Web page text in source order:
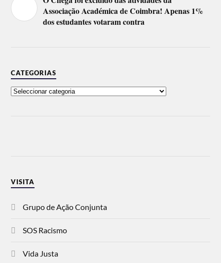
Associação Académica de Coimbra! Apenas 1%
dos estudantes votaram contra
CATEGORIAS
VISITA
Grupo de Ação Conjunta
SOS Racismo
Vida Justa